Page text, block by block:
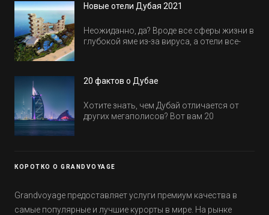
Новые отели Дубая 2021
Неожиданно, да? Вроде все сферы жизни в
глубокой яме из-за вируса, а отели все-
обычно на первые заезды дают промо-
20 фактов о Дубае
Хотите знать, чем Дубай отличается от
других мегаполисов? Вот вам 20
КОРОТКО О GRANDVOYAGE
Grandvoyage предоставляет услуги премиум качества в
самые популярные и лучшие курорты в мире. На рынке